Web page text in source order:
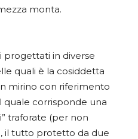
monta.
progettati in diverse
quali è la cosiddetta
mirino con riferimento
quale corrisponde una
traforate (per non
il tutto protetto da due